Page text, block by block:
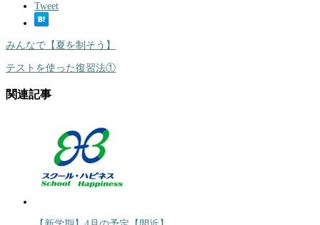
Tweet
みんなで【夏を制そう】
テストを使った復習法①
関連記事